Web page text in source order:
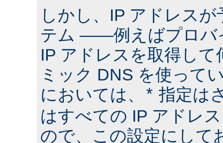
しかし、IP アドレス
テム ――例えばプロバ
IP アドレスを取得し
ミック DNS を使っ
においては、
* 指定は
はすべての IP アドレ
ので、この設定にして